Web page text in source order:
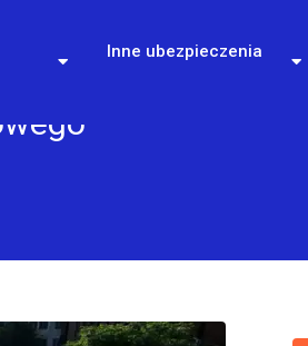
Inne ubezpieczenia